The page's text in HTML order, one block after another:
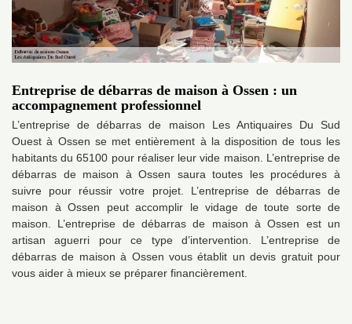
Entreprise de débarras de maison à Ossen : un
accompagnement professionnel
L’entreprise de débarras de maison Les Antiquaires Du Sud
Ouest à Ossen se met entièrement à la disposition de tous les
habitants du 65100 pour réaliser leur vide maison. L’entreprise de
débarras de maison à Ossen saura toutes les procédures à
suivre pour réussir votre projet. L’entreprise de débarras de
maison à Ossen peut accomplir le vidage de toute sorte de
maison. L’entreprise de débarras de maison à Ossen est un
artisan aguerri pour ce type d’intervention. L’entreprise de
débarras de maison à Ossen vous établit un devis gratuit pour
vous aider à mieux se préparer financièrement.